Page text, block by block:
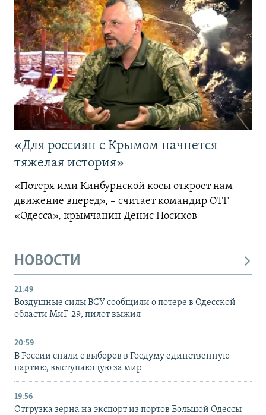
«Для россиян с Крымом начнется
тяжелая история»
«Потеря ими Кинбурнской косы откроет нам
движение вперед», – считает командир ОТГ
«Одесса», крымчанин Денис Носиков
НОВОСТИ
21:49
Воздушные силы ВСУ сообщили о потере в Одесской
области МиГ-29, пилот выжил
20:59
В России сняли с выборов в Госдуму единственную
партию, выступающую за мир
19:56
Отгрузка зерна на экспорт из портов Большой Одессы